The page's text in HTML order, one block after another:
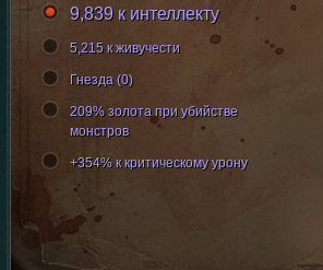
9,839 к интеллекту
5,215 к живучести
Гнезда (0)
209% золота при убийстве
монстров
+354% к критическому урону